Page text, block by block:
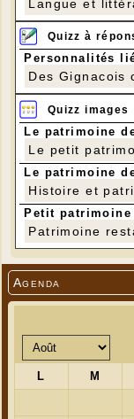
Agenda
Langue et
Quizz à
Personnalités
Des Gignacois
Quizz images
Le patrimoine
Le petit
Le patrimoine
Histoire et
Petit
Patrimoine